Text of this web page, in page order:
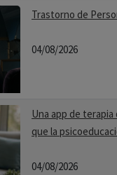
Trastorno de
04/08/2026
Una app de
que la
04/08/2026